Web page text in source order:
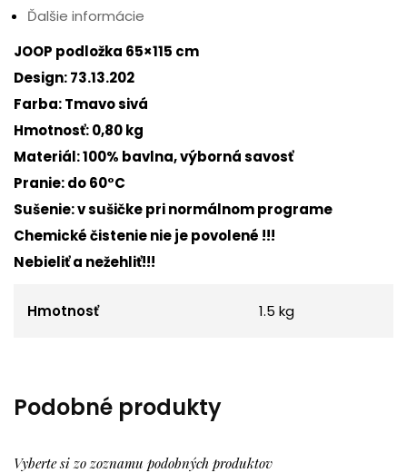
Ďalšie informácie
JOOP podložka 65×115 cm
Design: 73.13.202
Farba: Tmavo sivá
Hmotnosť: 0,80 kg
Materiál: 100% bavlna, výborná savosť
Pranie: do 60°C
Sušenie: v sušičke pri normálnom programe
Chemické čistenie nie je povolené !!!
Nebieliť a nežehliť!!!
Hmotnosť 1.5 kg
Podobné produkty
Vyberte si zo zoznamu podobných produktov